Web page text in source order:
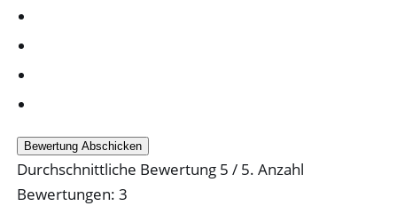
Bewertung Abschicken
Durchschnittliche Bewertung 5 / 5. Anzahl
Bewertungen:3